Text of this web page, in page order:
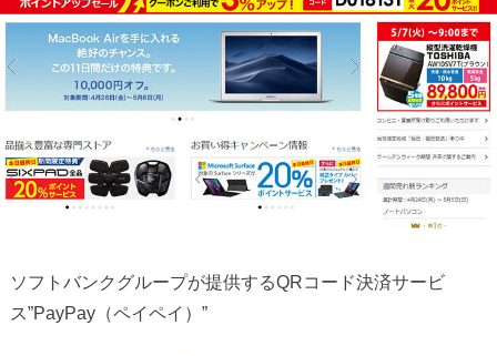
ソフトバンクグループが提供するQRコード決済サービ
ス”PayPay（ペイペイ）”